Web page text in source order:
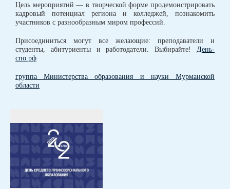
Цель мероприятий — в творческой форме продемонстрировать
кадровый потенциал региона и колледжей, познакомить
участников с разнообразным миром профессий.
Присоединиться могут все желающие: преподаватели и
студенты, абитуриенты и работодатели. Выбирайте! День-
спо.рф
группа Министерства образования и науки Мурманской
области